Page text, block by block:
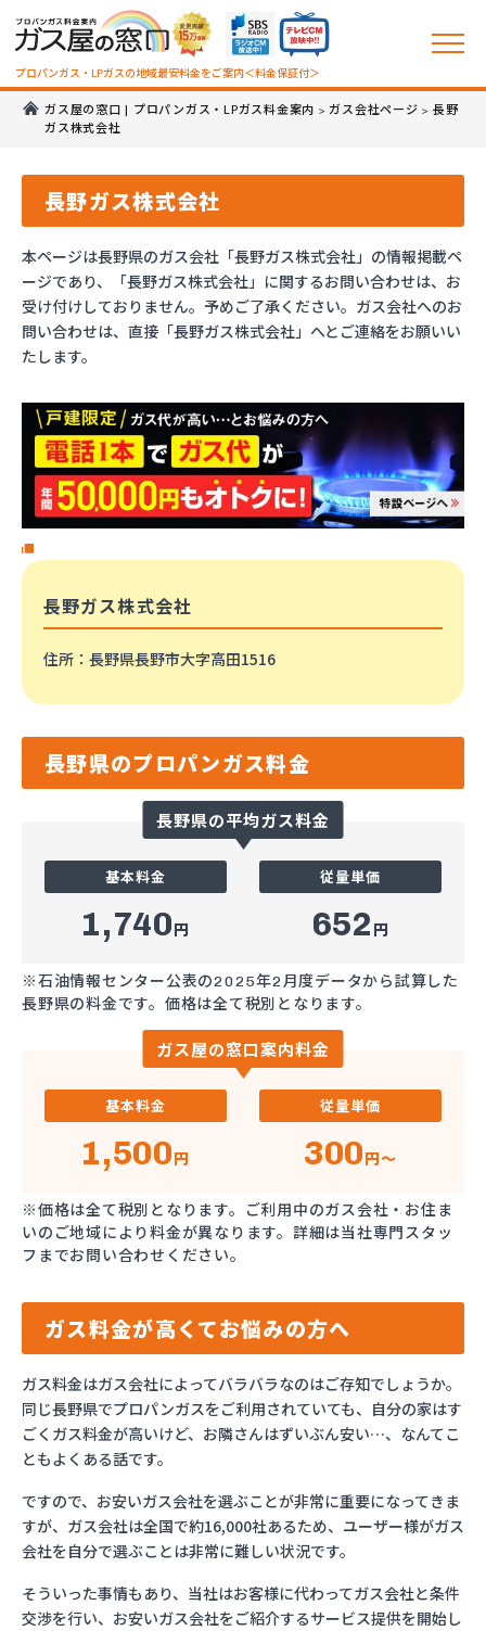
プロパンガス・LPガスの地域最安料金をご案内＜料金保証付＞
ガス屋の窓口 | プロパンガス・LPガス料金案内 >ガス会社ページ > 長野
ガス株式会社
長野ガス株式会社
本ページは長野県のガス会社「長野ガス株式会社」の情報掲載ペ
ージであり、「長野ガス株式会社」に関するお問い合わせは、お
受け付けしておりません。予めご了承ください。ガス会社へのお
問い合わせは、直接「長野ガス株式会社」へとご連絡をお願いい
たします。
長野ガス株式会社
住所 ：長野県長野市大字高田1516
長野県のプロパンガス料金
長野県の平均ガス料金
基本料金
1,740円
従量単価
652 円
※石油情報センター公表の2025年2月度データから試算した
長野県の料金です。価格は全て税別となります。
ガス屋の窓口案内料金
基本料金
1,500円
従量単価
300円～
※価格は全て税別となります。ご利用中のガス会社・お住ま
いのご地域により料金が異なります。詳細は当社専門スタッ
フまでお問い合わせください。
ガス料金が高くてお悩みの方へ
ガス料金はガス会社によってバラバラなのはご存知でしょうか。
同じ長野県でプロパンガスをご利用されていても、自分の家はす
ごくガス料金が高いけど、お隣さんはずいぶん安い…、なんてこ
ともよくある話です。
ですので、お安いガス会社を選ぶことが非常に重要になってきま
すが、ガス会社は全国で約16,000社あるため、ユーザー様がガス
会社を自分で選ぶことは非常に難しい状況です。
そういった事情もあり、当社はお客様に代わってガス会社と条件
交渉を行い、お安いガス会社をご紹介するサービス提供を開始し